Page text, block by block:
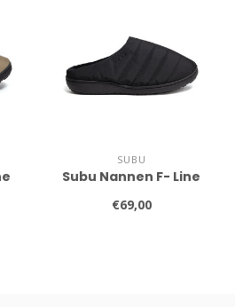
SUBU
Subu Nannen F- Line
€69,00